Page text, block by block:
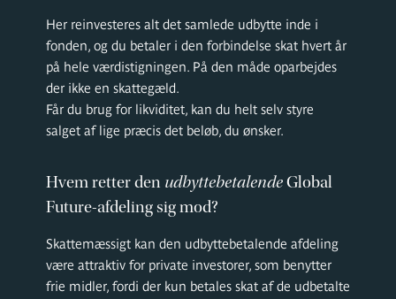
Her reinvesteres alt det samlede udbytte inde i
fonden, og du betaler i den forbindelse skat hvert år
på hele værdistigningen. På den måde oparbejdes
der ikke en skattegæld.
Får du brug for likviditet, kan du helt selv styre
salget af lige præcis det beløb, du ønsker.
Hvem retter den udbyttebetalendeGlobal
Future-afdeling sig mod?
Skattemæssigt kan den udbyttebetalende afdeling
være attraktiv for private investorer, som benytter
frie midler, fordi der kun betales skat af de udbetalte